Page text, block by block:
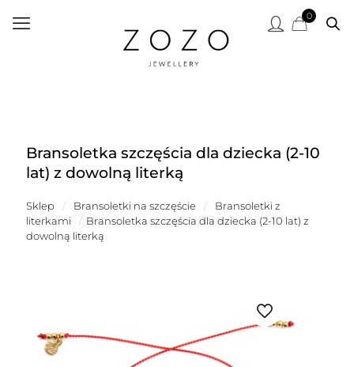
0
Bransoletka szczęścia dla dziecka (2-10
lat) z dowolną literką
Sklep / Bransoletki na szczęście /
Bransoletki z
literkami
/ Bransoletka szczęścia dla dziecka (2-10 lat) z
dowolną literką